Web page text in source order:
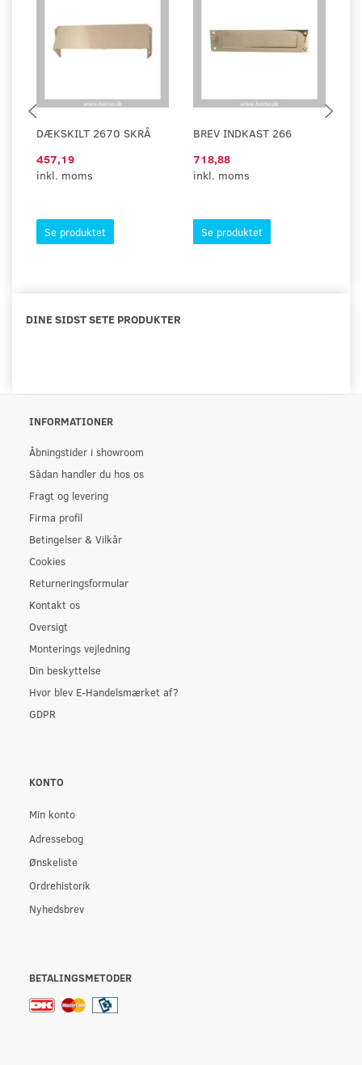
DÆKSKILT 2670 SKRÅ
457,19
inkl. moms
Se produktet
BREV INDKAST 266
718,88
inkl. moms
Se produktet
DINE SIDST SETE PRODUKTER
INFORMATIONER
Åbningstider i showroom
Sådan handler du hos os
Fragt og levering
Firma profil
Betingelser & Vilkår
Cookies
Returneringsformular
Kontakt os
Oversigt
Monterings vejledning
Din beskyttelse
Hvor blev E-Handelsmærket af?
GDPR
KONTO
Min konto
Adressebog
Ønskeliste
Ordrehistorik
Nyhedsbrev
BETALINGSMETODER